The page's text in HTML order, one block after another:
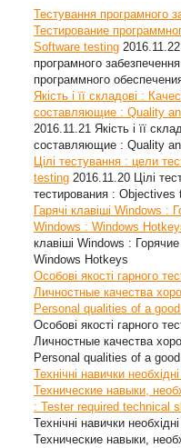
Тестування програмного
Тестирование
Software testing 2016.11.22
програмного
программного
Якість і її складові :
составляющие : Quality
2016.11.21 Якість і її
составляющие : Quality
Цілі тестування : цели
testing 2016.11.20 Цілі
тестирования : Objectives
Гарячі клавіші Windows :
Windows : Windows
клавіші Windows :
Windows Hotkeys
Особові якості гарного
Личностные качества
Personal qualities of a
Особові якості гарного
Личностные качества
Personal qualities of a
Технічні навички
Технические навыки,
: Tester required technical
Технічні навички
Технические навыки,